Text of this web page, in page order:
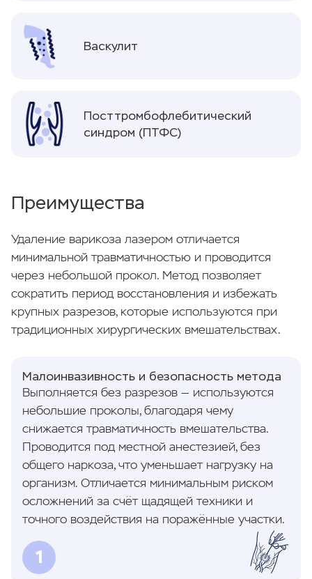
Васкулит
Посттромбофлебитический
синдром (ПТФС)
Преимущества
Удаление варикоза лазером отличается
минимальной травматичностью и проводится
через небольшой прокол. Метод позволяет
сократить период восстановления и избежать
крупных разрезов, которые используются при
традиционных хирургических вмешательствах.
Малоинвазивность и безопасность метода
Выполняется без разрезов — используются
небольшие проколы, благодаря чему
снижается травматичность вмешательства.
Проводится под местной анестезией, без
общего наркоза, что уменьшает нагрузку на
организм. Отличается минимальным риском
осложнений за счёт щадящей техники и
точного воздействия на поражённые участки.
1